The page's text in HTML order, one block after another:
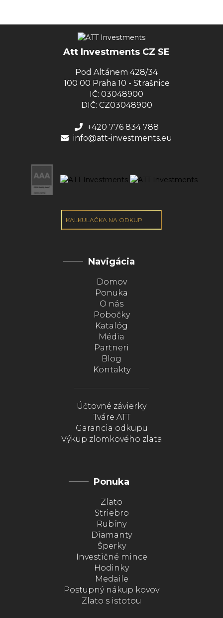
Att Investments CZ SE
Pod Altánem 428/34
100 00 Praha 10 - Strašnice
IČ: 03048900
DIČ: CZ03048900
+420 776 834 788
info@att-investments.eu
KALKULAČKA NA ODKUP
Navigácia
Domov
Ponuka
O nás
Pobočky
Katalóg
Média
Partneri
Blog
Kontakty
Účtovné závierky
Tváre ATT
Garancia odkupu
Výkup zlomkového zlata
Ponuka
Zlato
Striebro
Rubíny
Diamanty
Šperky
Investičné mince
Hodinky
Medaile
Postupný nákup kovov
Zlato s istotou